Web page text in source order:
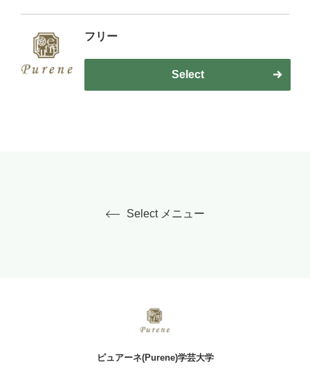
フリー
Select
Select メニュー
ピュアーネ(Purene)学芸大学